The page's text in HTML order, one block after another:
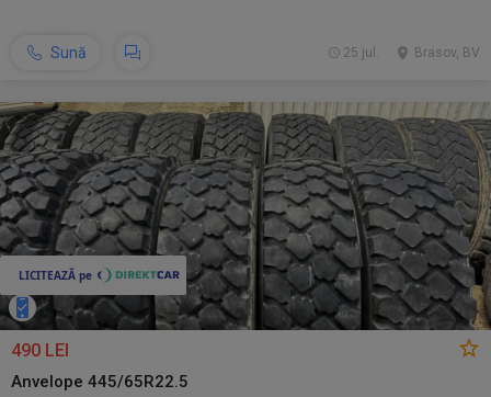
Sună Brasov, BV
25 jul.
490 LEI
Anvelope 445/65R22.5